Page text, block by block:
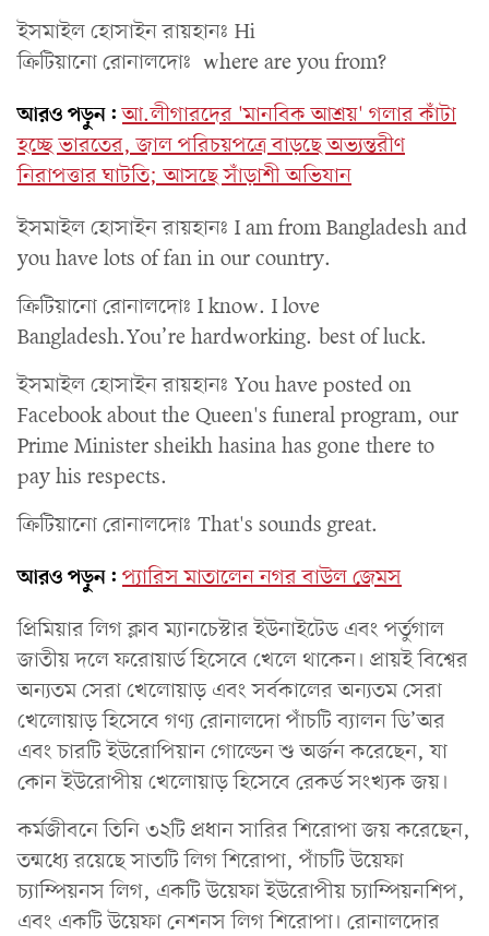
ইসমাইল হোসাইন রায়হানঃ Hi
ক্রিটিয়ানো রোনালদোঃ where are you from?
আরও পড়ুন: আ.লীগারদের 'মানবিক আশ্রয়' গলার কাঁটা
হচ্ছে ভারতের, জাল পরিচয়পত্রে বাড়ছে অভ্যন্তরীণ
নিরাপত্তার ঘাটতি; আসছে সাঁড়াশী অভিযান
ইসমাইল হোসাইন রায়হানঃ I am from Bangladesh and
you have lots of fan in our country.
ক্রিটিয়ানো রোনালদোঃ I know. I love
Bangladesh.You’re hardworking. best of luck.
ইসমাইল হোসাইন রায়হানঃ You have posted on
Facebook about the Queen's funeral program, our
Prime Minister sheikh hasina has gone there to
pay his respects.
ক্রিটিয়ানো রোনালদোঃ That's sounds great.
আরও পড়ুন: প্যারিস মাতালেন নগর বাউল জেমস
প্রিমিয়ার লিগ ক্লাব ম্যানচেস্টার ইউনাইটেড এবং পর্তুগাল
জাতীয় দলে ফরোয়ার্ড হিসেবে খেলে থাকেন। প্রায়ই বিশ্বের
অন্যতম সেরা খেলোয়াড় এবং সর্বকালের অন্যতম সেরা
খেলোয়াড় হিসেবে গণ্য রোনালদো পাঁচটি ব্যালন ডি’অর
এবং চারটি ইউরোপিয়ান গোল্ডেন শু অর্জন করেছেন, যা
কোন ইউরোপীয় খেলোয়াড় হিসেবে রেকর্ড সংখ্যক জয়।
কর্মজীবনে তিনি ৩২টি প্রধান সারির শিরোপা জয় করেছেন,
তন্মধ্যে রয়েছে সাতটি লিগ শিরোপা, পাঁচটি উয়েফা
চ্যাম্পিয়নস লিগ, একটি উয়েফা ইউরোপীয় চ্যাম্পিয়নশিপ,
এবং একটি উয়েফা নেশনস লিগ শিরোপা। রোনালদোর